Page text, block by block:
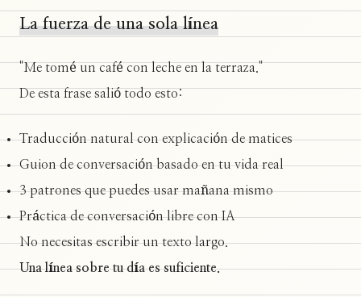
La fuerza de una sola línea
"Me tomé un café con leche en la terraza."
De esta frase salió todo esto:
Traducción natural con explicación de matices
Guion de conversación basado en tu vida real
3 patrones que puedes usar mañana mismo
Práctica de conversación libre con IA
No necesitas escribir un texto largo.
Una línea sobre tu día es suficiente.